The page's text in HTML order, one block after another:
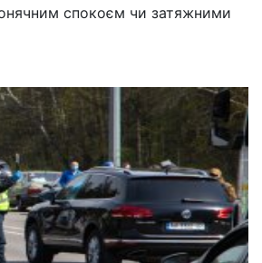
спокоєм чи затяжними